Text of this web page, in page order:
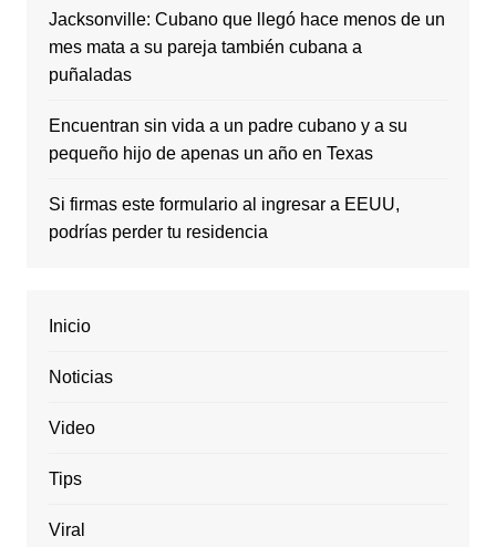
Jacksonville: Cubano que llegó hace menos de un
mes mata a su pareja también cubana a
puñaladas
Encuentran sin vida a un padre cubano y a su
pequeño hijo de apenas un año en Texas
Si firmas este formulario al ingresar a EEUU,
podrías perder tu residencia
Inicio
Noticias
Video
Tips
Viral